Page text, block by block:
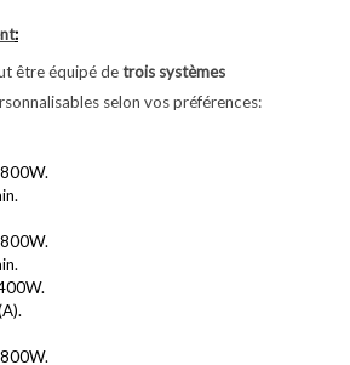
:
être équipé detrois systèmes
selon vos préférences: